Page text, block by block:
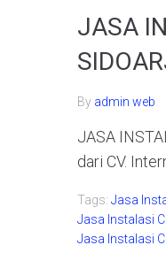
JASA
By admin web
JASA
dari CV.
Tags: Jasa
Jasa Instalasi
Jasa Instalasi